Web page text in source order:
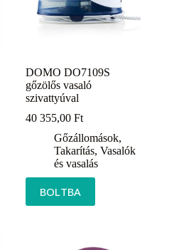
DOMO DO7109S
gőzölős vasaló
szivattyúval
40 355,00Ft
Gőzállomások,
Takarítás,Vasalók
és vasalás
BOLTBA